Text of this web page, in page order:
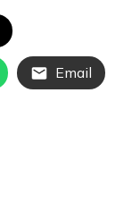
Email